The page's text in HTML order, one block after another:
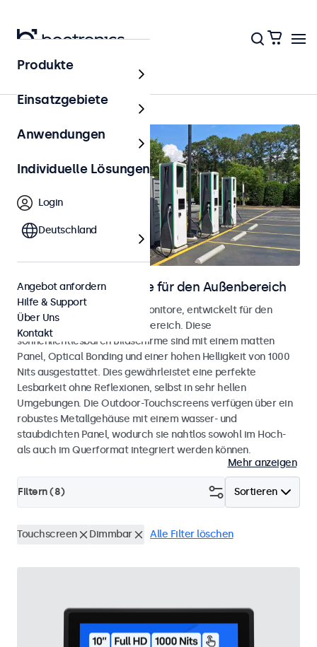
Startseite
Touchscreen-Monitore für den Außenbereich
Wetterfeste Touchscreen-Monitore, entwickelt für den
Einsatz im Innen- und Außenbereich. Diese
sonnenlichtlesbaren Bildschirme sind mit einem matten
Panel, Optical Bonding und einer hohen Helligkeit von 1000
Nits ausgestattet. Dies gewährleistet eine perfekte
Lesbarkeit ohne Reflexionen, selbst in sehr hellen
Umgebungen. Die Outdoor-Touchscreens verfügen über ein
robustes Metallgehäuse mit einem wasser- und
staubdichten Panel, wodurch sie nahtlos sowohl im Hoch-
als auch im Querformat integriert werden können.
Mehr anzeigen
Sortieren
Filtern (8)
Touchscreen Dimmbar Alle Filter löschen
Produkte
Einsatzgebiete
Anwendungen
Individuelle Lösungen
Login
Deutschland
Angebot anfordern
Hilfe & Support
Über Uns
Kontakt